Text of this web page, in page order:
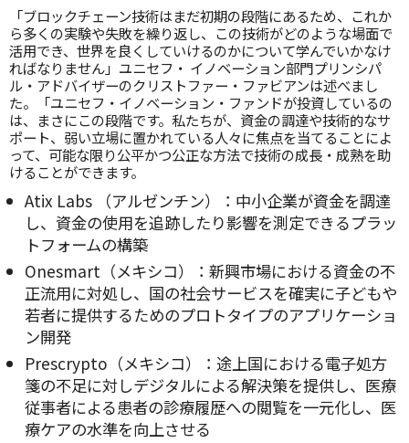
「ブロックチェーン技術はまだ初期の段階にあるため、これか
ら多くの実験や失敗を繰り返し、この技術がどのような場面で
活用でき、世界を良くしていけるのかについて学んでいかなけ
ればなりません」ユニセフ・ イノベーション部門プリンシパ
ル・アドバイザーのクリストファー・ファビアンは述べまし
た。「ユニセフ・イノベーション・ファンドが投資しているの
は、まさにこの段階です。私たちが、資金の調達や技術的なサ
ポート、弱い立場に置かれている人々に焦点を当てることによ
って、可能な限り公平かつ公正な方法で技術の成長・成熟を助
けることができます。
Atix Labs （アルゼンチン）：中小企業が資金を調達
し、資金の使用を追跡したり影響を測定できるプラッ
トフォームの構築
Onesmart（メキシコ）：新興市場における資金の不
正流用に対処し、国の社会サービスを確実に子どもや
若者に提供するためのプロトタイプのアプリケーショ
ン開発
Prescrypto（メキシコ）：途上国における電子処方
箋の不足に対しデジタルによる解決策を提供し、医療
従事者による患者の診療履歴への閲覧を一元化し、医
療ケアの水準を向上させる